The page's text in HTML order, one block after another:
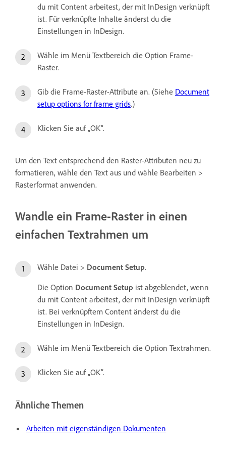
du mit Content arbeitest, der mit InDesign verknüpft
ist. Für verknüpfte Inhalte änderst du die
Einstellungen in InDesign.
Wähle im Menü Textbereich die Option Frame-
Raster.
Gib die Frame-Raster-Attribute an. (Siehe Document
setup options for frame grids.)
Klicken Sie auf „OK“.
Um den Text entsprechend den Raster-Attributen neu zu
formatieren, wähle den Text aus und wähle Bearbeiten >
Rasterformat anwenden.
Wandle ein Frame-Raster in einen
einfachen Textrahmen um
Wähle Datei > Document Setup.
Die Option Document Setup ist abgeblendet, wenn
du mit Content arbeitest, der mit InDesign verknüpft
ist. Bei verknüpftem Content änderst du die
Einstellungen in InDesign.
Wähle im Menü Textbereich die Option Textrahmen.
Klicken Sie auf „OK“.
Ähnliche Themen
Arbeiten mit eigenständigen Dokumenten